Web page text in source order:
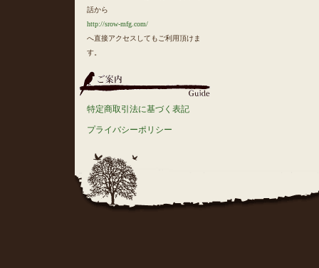
話から
http://srow-mfg.com/
へ直接アクセスしてもご利用頂けま
す。
特定商取引法に基づく表記
プライバシーポリシー